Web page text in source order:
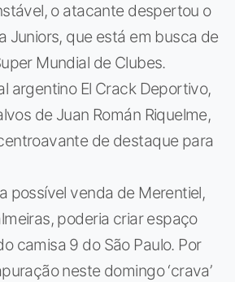
o atacante despertou o
Juniors, que está em busca de
Mundial de Clubes.
argentino El Crack Deportivo,
de Juan Román Riquelme,
de destaque para
possível venda de Merentiel,
poderia criar espaço
camisa 9 do São Paulo. Por
neste domingo ‘crava’